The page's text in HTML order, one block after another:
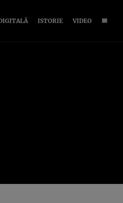
ISTORIE VIDEO